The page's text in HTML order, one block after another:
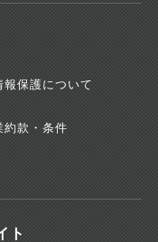
報保護について
約款・条件
ト